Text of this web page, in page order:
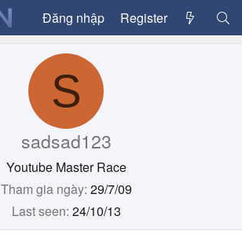
Đăng nhập Register
S
sadsad123
Youtube Master Race
Tham gia ngày 29/7/09
Last seen 24/10/13